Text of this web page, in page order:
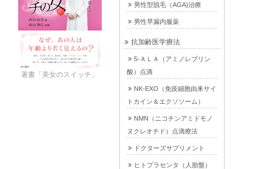
男性型脱毛（AGA)治療
男性早漏内服薬
抗加齢医学療法
5-ＡＬＡ（アミノレブリン
酸）点滴
NK-EXO（免疫細胞由来サイ
トカイン＆エクソソーム）
NMN（ニコチンアミドモノ
ヌクレオチド）点滴療法
ドクターズサプリメント
ヒトプラセンタ（人胎盤）
著書「美女のスイッチ」